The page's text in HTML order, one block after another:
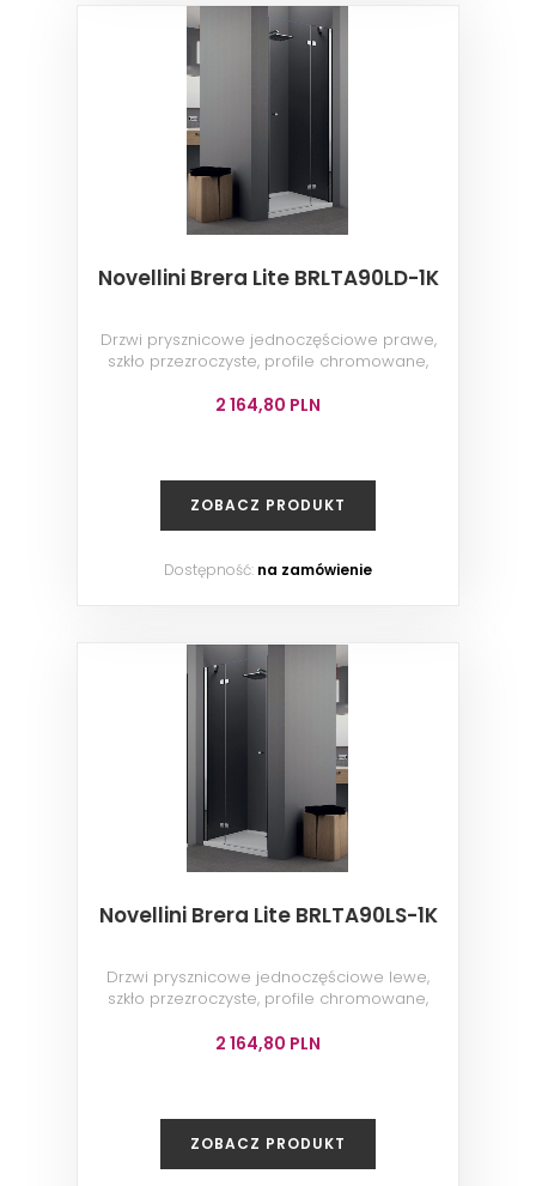
Novellini Brera Lite BRLTA90LD-1K
Drzwi prysznicowe jednoczęściowe prawe,
szkło przezroczyste, profile chromowane,
2 164,80 PLN
ZOBACZ PRODUKT
Dostępność: na zamówienie
Novellini Brera Lite BRLTA90LS-1K
Drzwi prysznicowe jednoczęściowe lewe,
szkło przezroczyste, profile chromowane,
2 164,80 PLN
ZOBACZ PRODUKT